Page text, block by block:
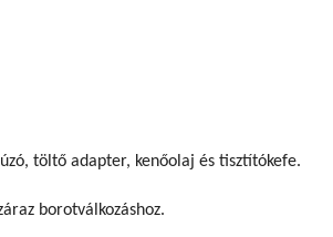
töltő adapter, kenőolaj és tisztítókefe.
borotválkozáshoz.